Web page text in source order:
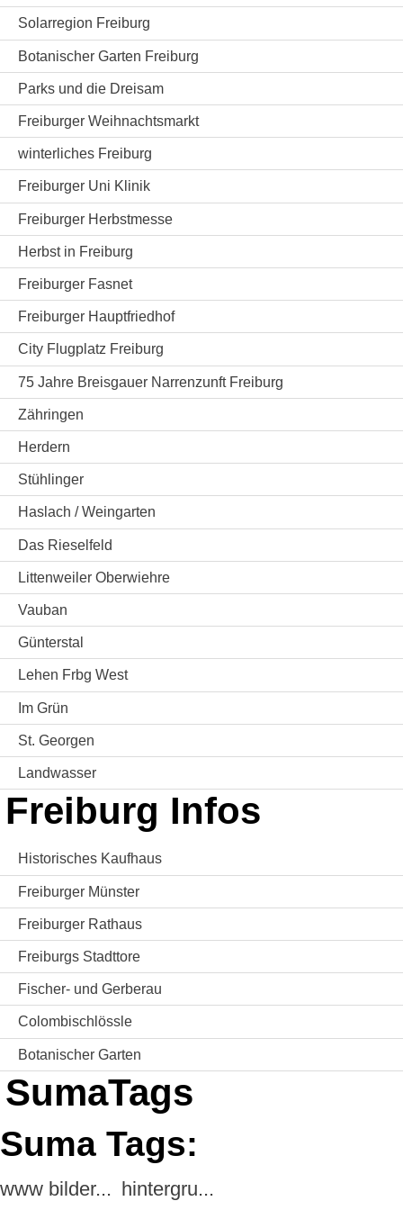
Solarregion Freiburg
Botanischer Garten Freiburg
Parks und die Dreisam
Freiburger Weihnachtsmarkt
winterliches Freiburg
Freiburger Uni Klinik
Freiburger Herbstmesse
Herbst in Freiburg
Freiburger Fasnet
Freiburger Hauptfriedhof
City Flugplatz Freiburg
75 Jahre Breisgauer Narrenzunft Freiburg
Zähringen
Herdern
Stühlinger
Haslach / Weingarten
Das Rieselfeld
Littenweiler Oberwiehre
Vauban
Günterstal
Lehen Frbg West
Im Grün
St. Georgen
Landwasser
Freiburg Infos
Historisches Kaufhaus
Freiburger Münster
Freiburger Rathaus
Freiburgs Stadttore
Fischer- und Gerberau
Colombischlössle
Botanischer Garten
SumaTags
Suma Tags:
www bilder... hintergru...